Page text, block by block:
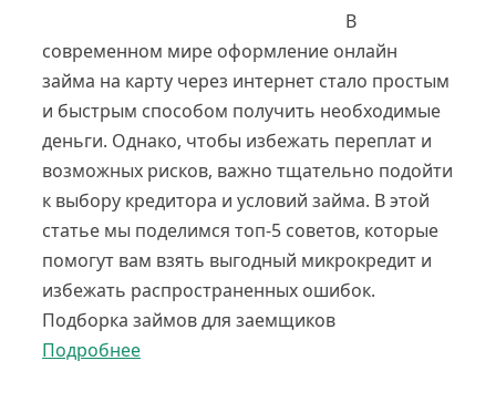
В
современном мире оформление онлайн
займа на карту через интернет стало простым
и быстрым способом получить необходимые
деньги. Однако, чтобы избежать переплат и
возможных рисков, важно тщательно подойти
к выбору кредитора и условий займа. В этой
статье мы поделимся топ-5 советов, которые
помогут вам взять выгодный микрокредит и
избежать распространенных ошибок.
Подборка займов для заемщиков
Подробнее